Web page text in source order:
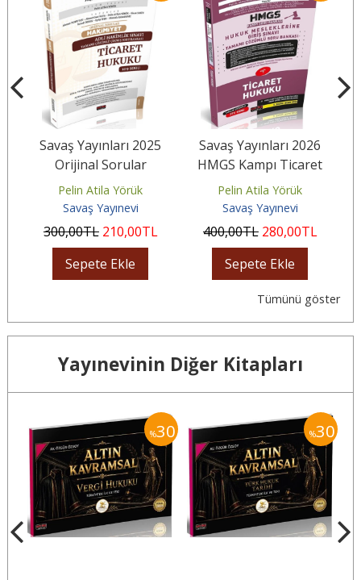
Savaş Yayınları 2025
Orijinal Sorular
HAKİMİYET Adli
Hakimlik Ticaret...
Pelin Atila Yörük
Savaş Yayınevi
300,00TL 210,00TL
Sepete Ekle
Savaş Yayınları 2026
HMGS Kampı Ticaret
Hukuku Soru Bankası
Pelin Atila Yörük
Savaş Yayınevi
400,00TL 280,00TL
Sepete Ekle
Tümünü göster
Yayınevinin Diğer Kitapları
%30 %30